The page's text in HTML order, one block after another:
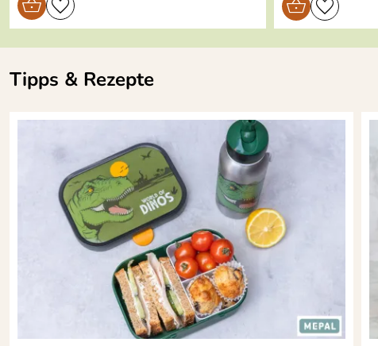
Tipps & Rezepte